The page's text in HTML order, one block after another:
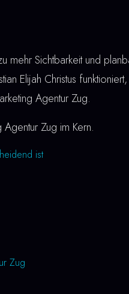
mehr Sichtbarkeit und
Elijah Christus
Agentur Zug.
Zug im Kern.
ist
Zug